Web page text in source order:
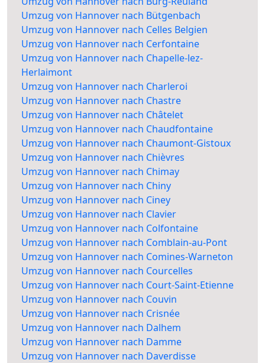
Umzug von Hannover nach Bütgenbach
Umzug von Hannover nach Celles Belgien
Umzug von Hannover nach Cerfontaine
Umzug von Hannover nach Chapelle-lez-
Herlaimont
Umzug von Hannover nach Charleroi
Umzug von Hannover nach Chastre
Umzug von Hannover nach Châtelet
Umzug von Hannover nach Chaudfontaine
Umzug von Hannover nach Chaumont-Gistoux
Umzug von Hannover nach Chièvres
Umzug von Hannover nach Chimay
Umzug von Hannover nach Chiny
Umzug von Hannover nach Ciney
Umzug von Hannover nach Clavier
Umzug von Hannover nach Colfontaine
Umzug von Hannover nach Comblain-au-Pont
Umzug von Hannover nach Comines-Warneton
Umzug von Hannover nach Courcelles
Umzug von Hannover nach Court-Saint-Etienne
Umzug von Hannover nach Couvin
Umzug von Hannover nach Crisnée
Umzug von Hannover nach Dalhem
Umzug von Hannover nach Damme
Umzug von Hannover nach Daverdisse